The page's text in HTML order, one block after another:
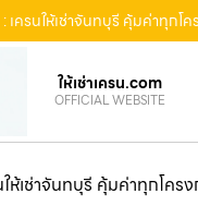
: เครนให้เช่าจันทบุรี คุ้มค่าทุกโ
ให้เช่าเครน.com
OFFICIAL WEBSITE
ให้เช่าจันทบุรี คุ้มค่าทุกโคร